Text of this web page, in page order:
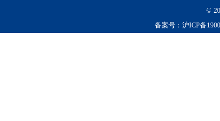
©
备案号： 沪ICP备